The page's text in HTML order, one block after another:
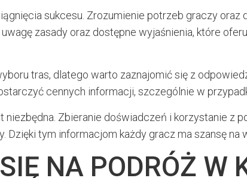
sukcesu. Zrozumienie potrzeb graczy
zasady oraz dostępne wyjaśnienia, które
tras, dlatego warto zaznajomić się z
cennych informacji, szczególnie w
Zbieranie doświadczeń i korzystanie z
tym informacjom każdy gracz ma szansę na
NA PODRÓŻ W